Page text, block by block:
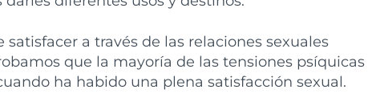
satisfacer a través de las relaciones sexuales
que la mayoría de las tensiones psíquicas
ha habido una plena satisfacción sexual.